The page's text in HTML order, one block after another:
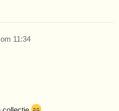
11:34